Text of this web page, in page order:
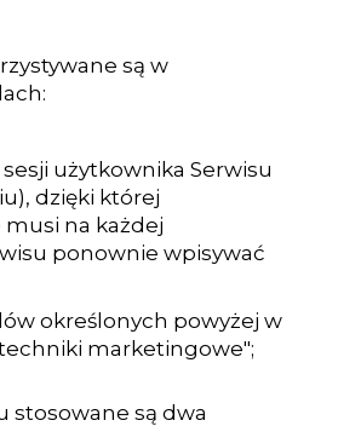
są w
użytkownika Serwisu
dzięki której
na każdej
ponownie wpisywać
określonych powyżej w
marketingowe";
stosowane są dwa